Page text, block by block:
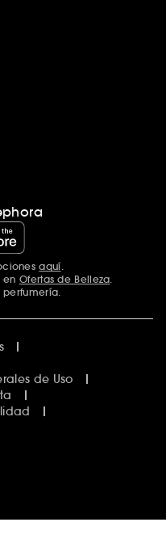
aquí.
en Ofertas de Belleza.
de Uso